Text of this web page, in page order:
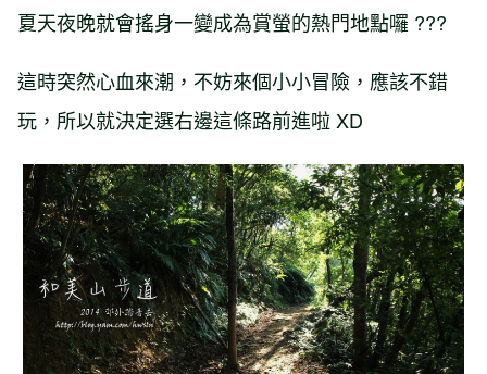
夏天夜晚就會搖身一變成為賞螢的熱門地點囉 ???
這時突然心血來潮，不妨來個小小冒險，應該不錯
玩，所以就決定選右邊這條路前進啦 XD